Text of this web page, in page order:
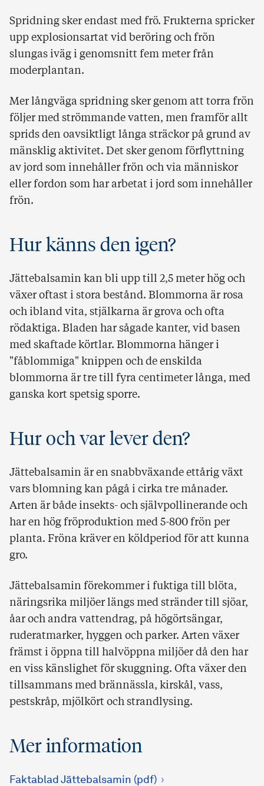
Spridning sker endast med frö. Frukterna spricker
upp explosionsartat vid beröring och frön
slungas iväg i genomsnitt fem meter från
moderplantan.
Mer långväga spridning sker genom att torra frön
följer med strömmande vatten, men framför allt
sprids den oavsiktligt långa sträckor på grund av
mänsklig aktivitet. Det sker genom förflyttning
av jord som innehåller frön och via människor
eller fordon som har arbetat i jord som innehåller
frön.
Hur känns den igen?
Jättebalsamin kan bli upp till 2,5 meter hög och
växer oftast i stora bestånd. Blommorna är rosa
och ibland vita, stjälkarna är grova och ofta
rödaktiga. Bladen har sågade kanter, vid basen
med skaftade körtlar. Blommorna hänger i
"fåblommiga" knippen och de enskilda
blommorna är tre till fyra centimeter långa, med
ganska kort spetsig sporre.
Hur och var lever den?
Jättebalsamin är en snabbväxande ettårig växt
vars blomning kan pågå i cirka tre månader.
Arten är både insekts- och självpollinerande och
har en hög fröproduktion med 5-800 frön per
planta. Fröna kräver en köldperiod för att kunna
gro.
Jättebalsamin förekommer i fuktiga till blöta,
näringsrika miljöer längs med stränder till sjöar,
åar och andra vattendrag, på högörtsängar,
ruderatmarker, hyggen och parker. Arten växer
främst i öppna till halvöppna miljöer då den har
en viss känslighet för skuggning. Ofta växer den
tillsammans med brännässla, kirskål, vass,
pestskråp, mjölkört och strandlysing.
Mer information
Faktablad Jättebalsamin (pdf)